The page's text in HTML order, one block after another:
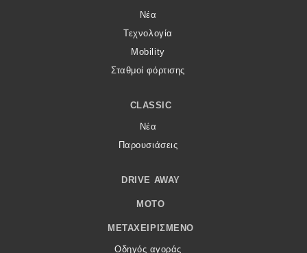
Νέα
Τεχνολογία
Mobility
Σταθμοί φόρτισης
CLASSIC
Νέα
Παρουσιάσεις
DRIVE AWAY
MOTO
ΜΕΤΑΧΕΙΡΙΣΜΈΝΟ
Οδηγός αγοράς